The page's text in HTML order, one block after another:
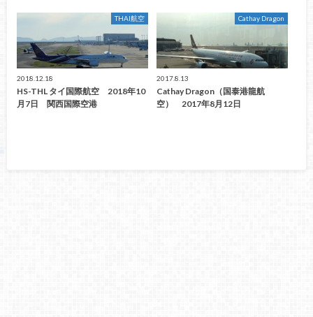
THAI航空
2018.12.18
HS-THL タイ国際航空 2018年10
月7日 関西国際空港
Cathay Dragon
2017.8.13
Cathay Dragon（国泰港龍航
空） 2017年8月12日